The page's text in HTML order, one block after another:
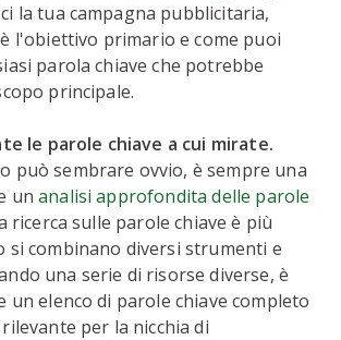
la tua campagna pubblicitaria,
l'obiettivo primario e come puoi
parola chiave che potrebbe
principale.
le parole chiave a cui mirate.
può sembrare ovvio, è sempre una
unanalisi approfondita delle parole
ricerca sulle parole chiave è più
si combinano diversi strumenti e
una serie di risorse diverse, è
un elenco di parole chiave completo
per la nicchia di